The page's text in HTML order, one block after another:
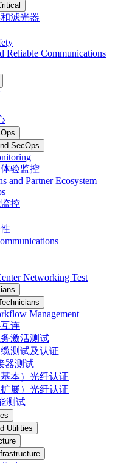
滤光器
Reliable Communications
SecOps
验监控
and Partner Ecosystem
控
Networking Test
Management
连
激活测试
测试及认证
器测试
本）光纤认证
展）光纤认证
测试
Utilities